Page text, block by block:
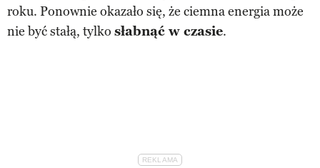
roku. Ponownie okazało się, że ciemna energia może
nie być stałą, tylko słabnąć w czasie.